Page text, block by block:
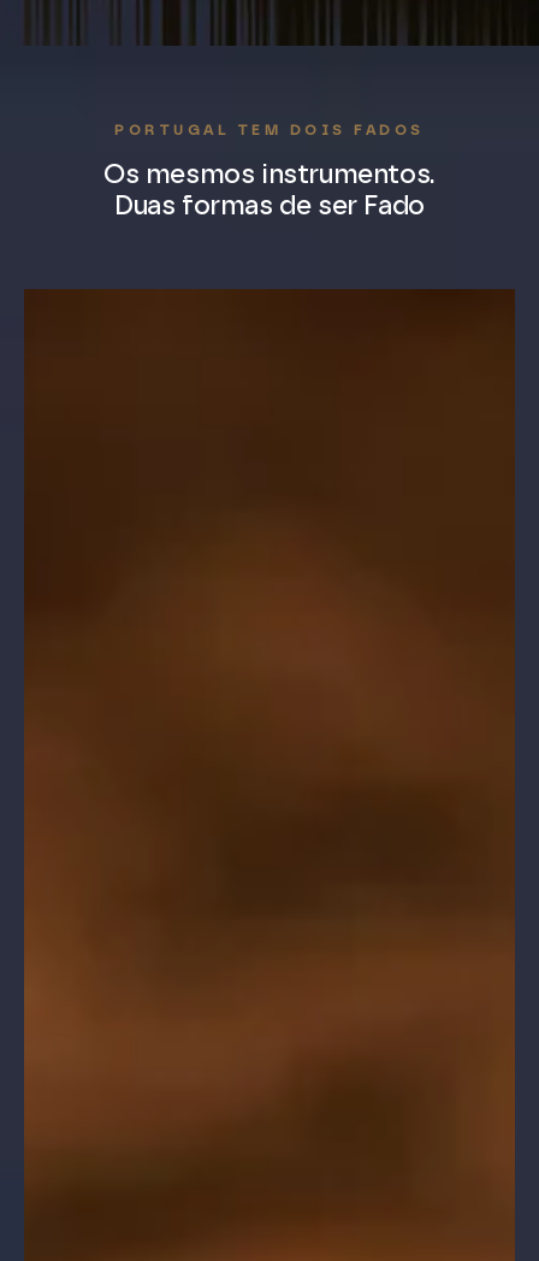
PORTUGAL TEM DOIS FADOS
Os mesmos instrumentos.
Duas formas de ser Fado